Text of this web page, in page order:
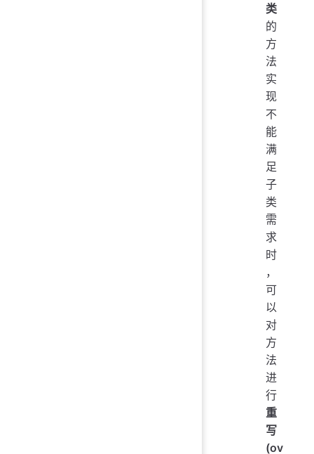
类
的
方
法
实
现
不
能
满
足
子
类
需
求
时
，
可
以
对
方
法
进
行
重
写
(ov